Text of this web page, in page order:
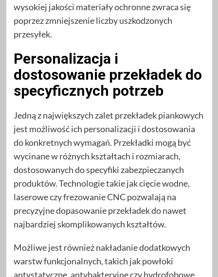
wysokiej jakości materiały ochronne zwraca się
poprzez zmniejszenie liczby uszkodzonych
przesyłek.
Personalizacja i
dostosowanie przekładek do
specyficznych potrzeb
Jedną z największych zalet przekładek piankowych
jest możliwość ich personalizacji i dostosowania
do konkretnych wymagań. Przekładki mogą być
wycinane w różnych kształtach i rozmiarach,
dostosowanych do specyfiki zabezpieczanych
produktów. Technologie takie jak cięcie wodne,
laserowe czy frezowanie CNC pozwalają na
precyzyjne dopasowanie przekładek do nawet
najbardziej skomplikowanych kształtów.
Możliwe jest również nakładanie dodatkowych
warstw funkcjonalnych, takich jak powłoki
antystatyczne, antybakteryjne czy hydrofobowe.